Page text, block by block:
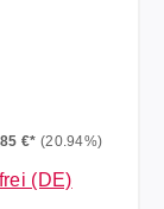
€* (20.94%)
(DE)